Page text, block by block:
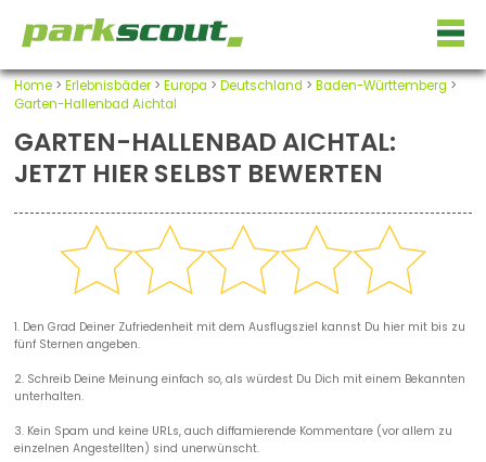
Home> Erlebnisbäder> Europa > Deutschland > Baden-Württemberg >
Garten-Hallenbad Aichtal
GARTEN-HALLENBAD AICHTAL:
JETZT HIER SELBST BEWERTEN
1. Den Grad Deiner Zufriedenheit mit dem Ausflugsziel kannst Du hier mit bis zu
fünf Sternen angeben.
2. Schreib Deine Meinung einfach so, als würdest Du Dich mit einem Bekannten
unterhalten.
3. Kein Spam und keine URLs, auch diffamierende Kommentare (vor allem zu
einzelnen Angestellten) sind unerwünscht.